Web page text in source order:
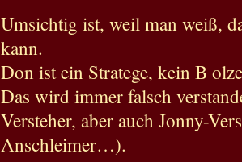
Umsichtig ist, weil man weiß,
kann.
Don ist ein Stratege, kein B
Das wird immer falsch
Versteher, aber auch Jonny-
Anschleimer…).